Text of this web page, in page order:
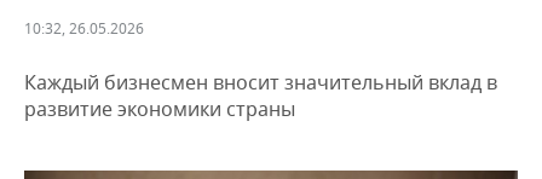
ДЕКЛАРАЦИИ О ДОХОДАХ
КОРОЛИ ГОСЗАКАЗА ПФО
НОВОСТИ ЭКОНОМИКИ
ФИНАНСЫ
ПРОМЫШЛЕННОСТЬ
НОВОСТИ
ПРОМЫШЛЕННОСТИ
АГРОПРОМ
НЕДВИЖИМОСТЬ
10:32, 26.05.2026
Каждый бизнесмен вносит значительный вклад в
развитие экономики страны